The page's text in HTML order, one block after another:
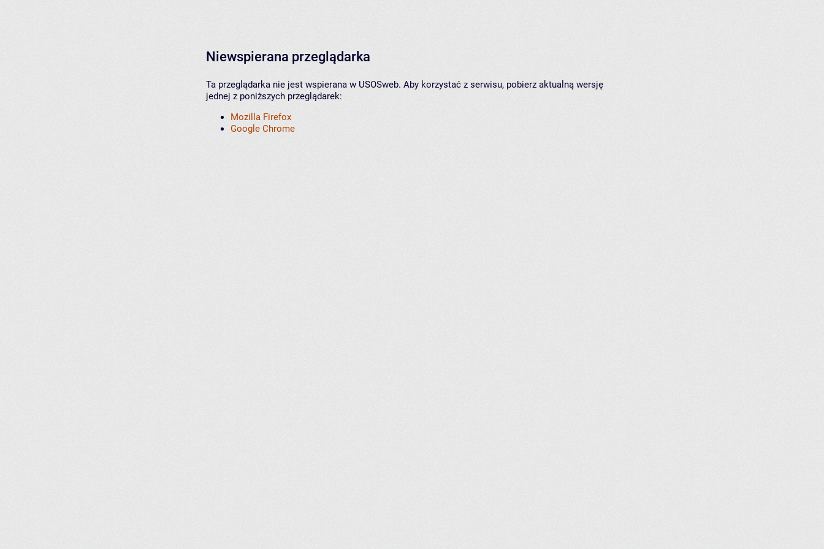
Niewspierana przeglądarka
Ta przeglądarka nie jest wspierana w USOSweb. Aby korzystać z serwisu, pobierz aktualną wersję
jednej z poniższych przeglądarek:
Mozilla Firefox
Google Chrome